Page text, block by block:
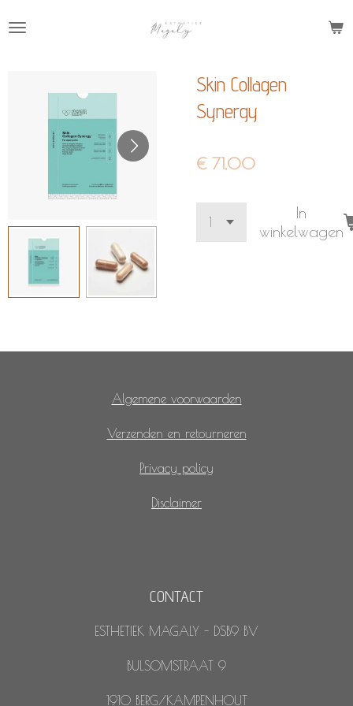
Skin Collagen
Synergy
€ 71,00
In
winkelwagen
Algemene voorwaarden
Verzenden en retourneren
Privacy policy
Disclaimer
CONTACT
ESTHETIEK MAGALY - DSB9 BV
BULSOMSTRAAT 9
1910 BERG/KAMPENHOUT